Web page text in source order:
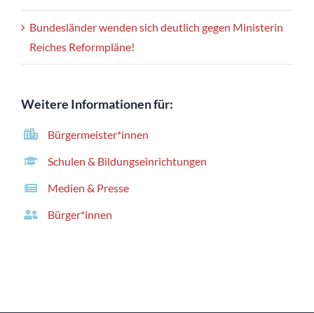
Bundesländer wenden sich deutlich gegen Ministerin
Reiches Reformpläne!
Weitere Informationen für:
Bürgermeister*innen
Schulen & Bildungseinrichtungen
Medien & Presse
Bürger*innen